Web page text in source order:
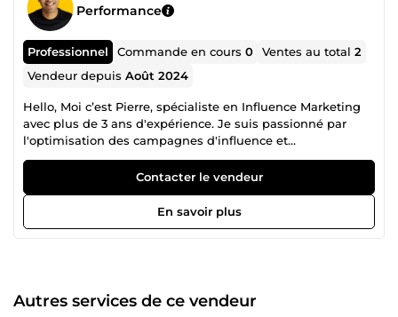
Performance
Professionnel Commande en cours0 Ventes au total2
Vendeur depuisAoût 2024
Hello, Moi c’est Pierre, spécialiste en Influence Marketing
avec plus de 3 ans d'expérience. Je suis passionné par
l'optimisation des campagnes d'influence et
l'augmentation du ROI marketing de mes clients. Mon
expertise repose sur l'analyse des performances des
influenceurs et l'utilisation d'outils puissants pour
maximiser l’engagement de vos campagnes. Grâce à une
stratégie de sélection d'influenceurs rigoureuse et un
temps réel de vos campagnes, pour vous offrir une
transparence totale sur vos KPIs et un gain de temps
Contacter le vendeur
En savoir plus
Autres services de ce vendeur